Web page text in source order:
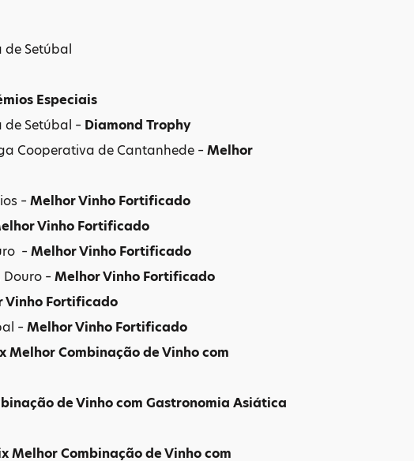
de Setúbal
Especiais
de Setúbal – Diamond Trophy
Cooperativa de Cantanhede –Melhor
–Melhor Vinho Fortificado
Vinho Fortificado
–Melhor Vinho Fortificado
– Melhor Vinho Fortificado
Vinho Fortificado
–Melhor Vinho Fortificado
Melhor Combinação de Vinho com
de Vinho com Gastronomia Asiática
Melhor Combinação de Vinho com